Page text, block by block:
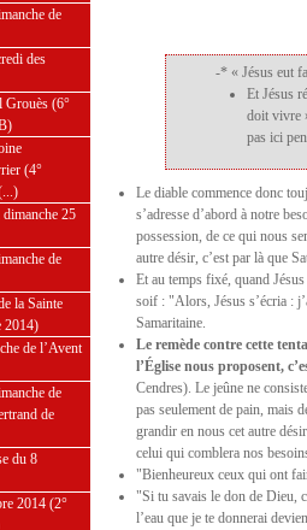
-* « Jésus eut
Et Jésus
doit vivre
pas ici
Le diable commence donc
s’adresse d’abord à notre
possession, de ce qui nous
autre désir, c’est par là que
Et au temps fixé, quand
soif : "Alors, Jésus s’écria :
Samaritaine.
Le remède contre cette
l’Église nous proposent,
Cendres). Le jeûne ne
pas seulement de pain, mais
grandir en nous cet autre
celui qui comblera nos
"Bienheureux ceux qui ont
"Si tu savais le don de Dieu,
l’eau que je te donnerai
de
des
Grouès (6°
(4°
25
de
la Sainte
2014)
de l’Avent
de
de
du 8
2014 (2°